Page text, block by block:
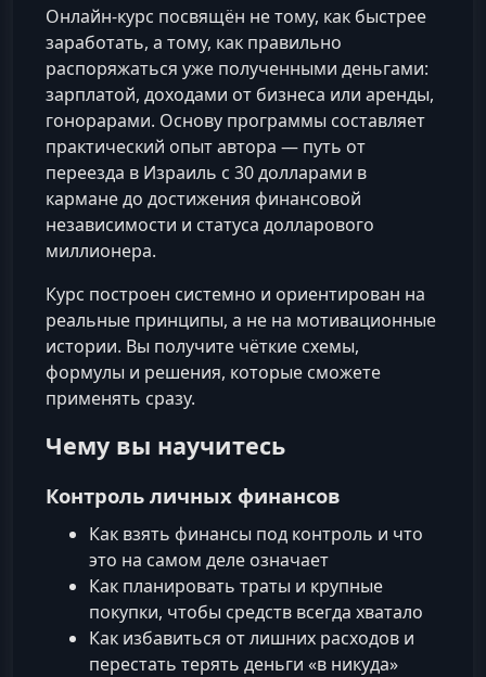
Онлайн‑курс посвящён не тому, как быстрее
заработать, а тому, как правильно
распоряжаться уже полученными деньгами:
зарплатой, доходами от бизнеса или аренды,
гонорарами. Основу программы составляет
практический опыт автора — путь от
переезда в Израиль с 30 долларами в
кармане до достижения финансовой
независимости и статуса долларового
миллионера.
Курс построен системно и ориентирован на
реальные принципы, а не на мотивационные
истории. Вы получите чёткие схемы,
формулы и решения, которые сможете
применять сразу.
Чему вы научитесь
Контроль личных финансов
Как взять финансы под контроль и что
это на самом деле означает
Как планировать траты и крупные
покупки, чтобы средств всегда хватало
Как избавиться от лишних расходов и
перестать терять деньги «в никуда»